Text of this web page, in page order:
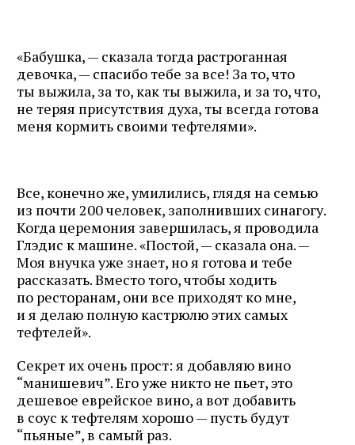
«Бабушка, — сказала тогда растроганная
девочка, — спасибо тебе за все! За то, что
ты выжила, за то, как ты выжила, и за то, что,
не теряя присутствия духа, ты всегда готова
меня кормить своими тефтелями».
Все, конечно же, умилились, глядя на семью
из почти 200 человек, заполнивших синагогу.
Когда церемония завершилась, я проводила
Глэдис к машине. «Постой, — сказала она. —
Моя внучка уже знает, но я готова и тебе
рассказать. Вместо того, чтобы ходить
по ресторанам, они все приходят ко мне,
и я делаю полную кастрюлю этих самых
тефтелей».
Секрет их очень прост: я добавляю вино
“манишевич”. Его уже никто не пьет, это
дешевое еврейское вино, а вот добавить
в соус к тефтелям хорошо — пусть будут
“пьяные”, в самый раз.